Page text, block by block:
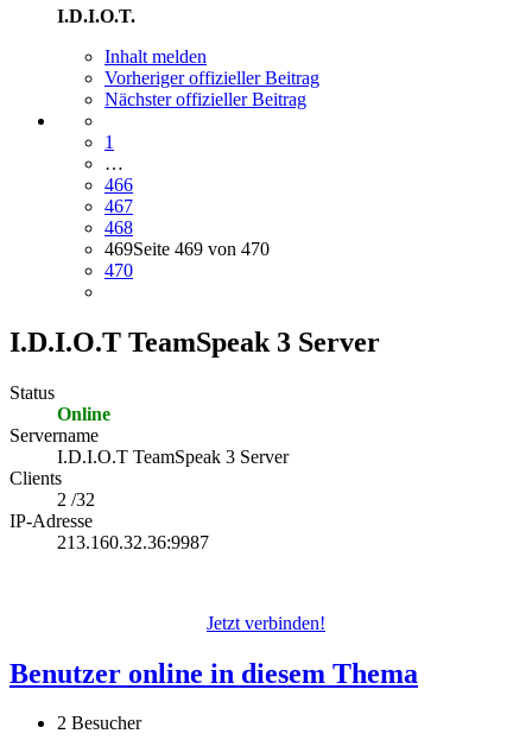
I.D.I.O.T.
Inhalt melden
Vorheriger offizieller Beitrag
Nächster offizieller Beitrag
1
…
466
467
468
469Seite 469 von 470
470
I.D.I.O.T TeamSpeak 3 Server
Status
Online
Servername
I.D.I.O.T TeamSpeak 3 Server
Clients
2 /32
IP-Adresse
213.160.32.36:9987
Jetzt verbinden!
Benutzer online in diesem Thema
2 Besucher